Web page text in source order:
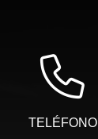
TELÉFONO